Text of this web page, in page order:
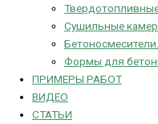
Сушильные
Формы для
ПРИМЕРЫ РАБОТ
ВИДЕО
СТАТЬИ